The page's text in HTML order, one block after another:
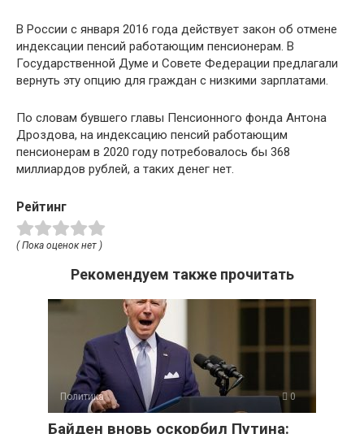
В России с января 2016 года действует закон об отмене
индексации пенсий работающим пенсионерам. В
Государственной Думе и Совете Федерации предлагали
вернуть эту опцию для граждан с низкими зарплатами.
По словам бувшего главы Пенсионного фонда Антона
Дроздова, на индексацию пенсий работающим
пенсионерам в 2020 году потребовалось бы 368
миллиардов рублей, а таких денег нет.
Рейтинг
( Пока оценок нет )
Рекомендуем также прочитать
Политика 0
Байден вновь оскорбил Путина: